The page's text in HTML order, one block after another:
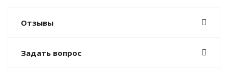
Отзывы
Задать вопрос